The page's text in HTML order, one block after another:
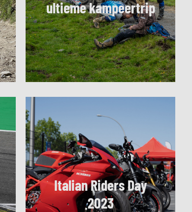
ultieme kampeertrip
Italian Riders Day
2023